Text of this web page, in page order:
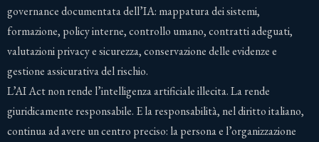
governance documentata dell’IA: mappatura dei sistemi,
formazione, policy interne, controllo umano, contratti adeguati,
valutazioni privacy e sicurezza, conservazione delle evidenze e
gestione assicurativa del rischio.
L’AI Act non rende l’intelligenza artificiale illecita. La rende
giuridicamente responsabile. E la responsabilità, nel diritto italiano,
continua ad avere un centro preciso: la persona e l’organizzazione